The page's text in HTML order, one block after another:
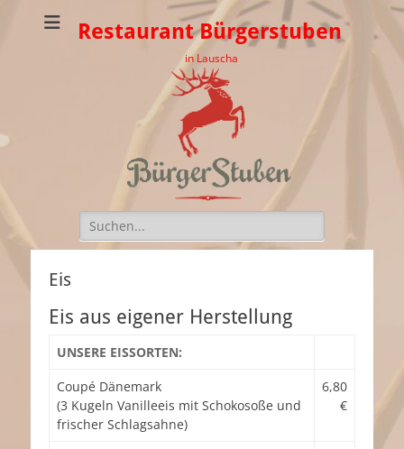
Restaurant Bürgerstuben
in Lauscha
Suchen
nach:
Eis
Eis aus eigener Herstellung
UNSERE EISSORTEN:
Coupé Dänemark
(3 Kugeln Vanilleeis mit Schokosoße und
frischer Schlagsahne)
6,80
€